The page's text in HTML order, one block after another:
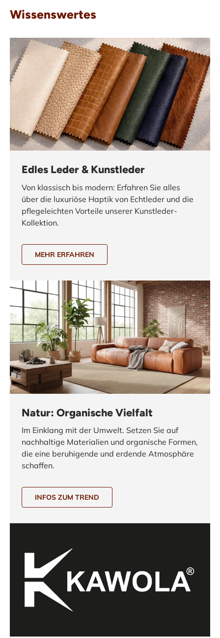
Wissenswertes
Edles Leder & Kunstleder
Von klassisch bis modern: Erfahren Sie alles
über die luxuriöse Haptik von Echtleder und die
pflegeleichten Vorteile unserer Kunstleder-
Kollektion.
MEHR ERFAHREN
Natur: Organische Vielfalt
Im Einklang mit der Umwelt. Setzen Sie auf
nachhaltige Materialien und organische Formen,
die eine beruhigende und erdende Atmosphäre
schaffen.
INFOS ZUM TREND